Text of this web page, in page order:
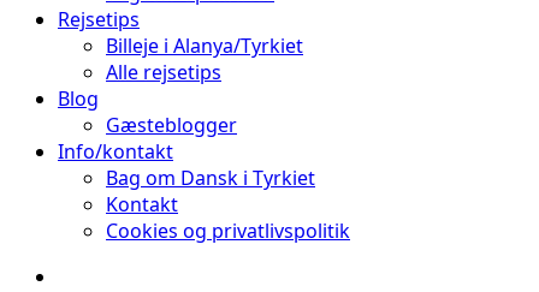
Rejsetips
Billeje i Alanya/Tyrkiet
Alle rejsetips
Blog
Gæsteblogger
Info/kontakt
Bag om Dansk i Tyrkiet
Kontakt
Cookies og privatlivspolitik